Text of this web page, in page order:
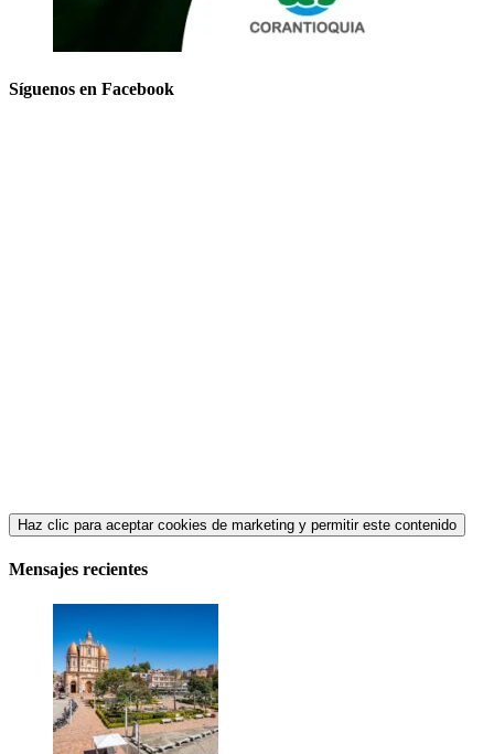
Síguenos en Facebook
Haz clic para aceptar cookies de marketing y permitir este contenido
Mensajes recientes